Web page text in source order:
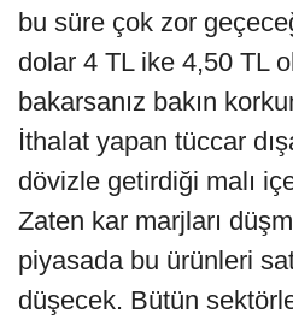
bu süre çok zor
dolar 4 TL ike 4,50 TL
bakarsanız bakın
İthalat yapan tüccar
dövizle getirdiği malı
Zaten kar marjları
piyasada bu ürünleri
düşecek. Bütün